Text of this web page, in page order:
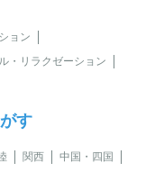
ョン
・リラクゼーション
す
関西
中国・四国